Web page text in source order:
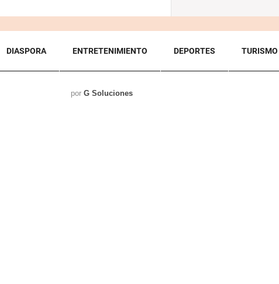
DIASPORA ENTRETENIMIENTO DEPORTES TURISMO
por G Soluciones